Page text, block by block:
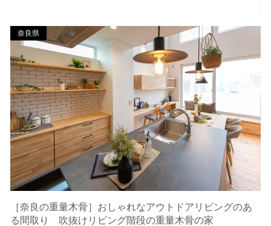
奈良県
［奈良の重量木骨］おしゃれなアウトドアリビングのあ
る間取り 吹抜けリビング階段の重量木骨の家